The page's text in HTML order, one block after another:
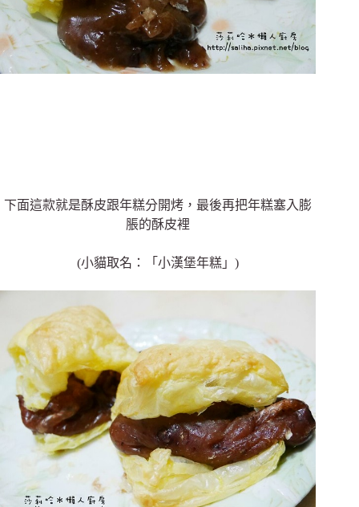
下面這款就是酥皮跟年糕分開烤，最後再把年糕塞入膨
脹的酥皮裡
(小貓取名：「小漢堡年糕」)